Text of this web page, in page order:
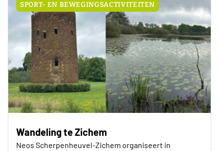
SPORT- EN BEWEGINGSACTIVITEITEN
Wandeling te Zichem
Neos Scherpenheuvel-Zichem organiseert in